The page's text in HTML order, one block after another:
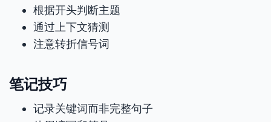
根据开头判断主题
通过上下文猜测
注意转折信号词
笔记技巧
记录关键词而非完整句子